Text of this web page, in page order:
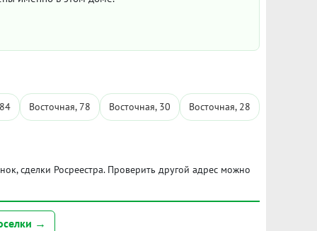
Восточная, 78 Восточная, 30 Восточная, 28
сделки Росреестра. Проверить другой адрес можно
→